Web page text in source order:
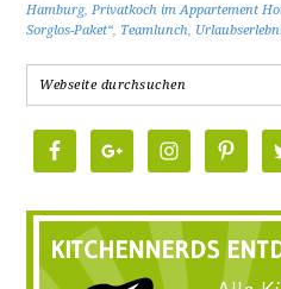
Hamburg,Privatkoch im Appartement
Sorglos-Paket“, Teamlunch,